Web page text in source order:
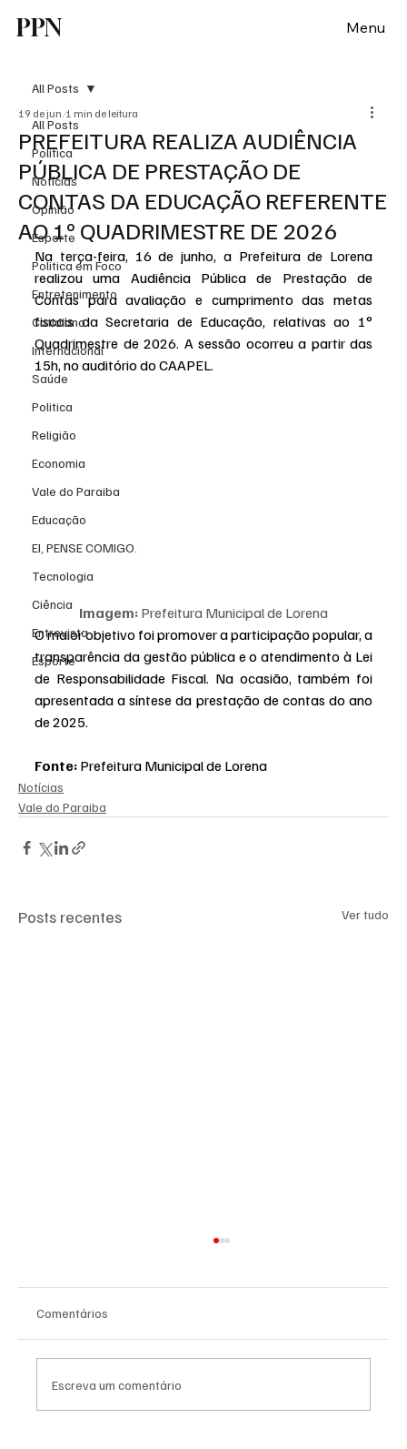
PPN Menu
All Posts
Política
Notícias
Opinião
Esporte
Politica em Foco
Entretenimento
Cotidiano
Internacional
Saúde
Politica
Religião
Economia
Vale do Paraiba
Educação
EI, PENSE COMIGO.
Tecnologia
Ciência
Entrevista
Esporte
All Posts
PREFEITURA REALIZA AUDIÊNCIA
PÚBLICA DE PRESTAÇÃO DE
CONTAS DA EDUCAÇÃO REFERENTE
AO 1º QUADRIMESTRE DE 2026
19 de jun. 1 min de leitura
Na terça-feira, 16 de junho, a Prefeitura de Lorena
realizou uma Audiência Pública de Prestação de
Contas para avaliação e cumprimento das metas
fiscais da Secretaria de Educação, relativas ao 1°
Quadrimestre de 2026. A sessão ocorreu a partir das
15h, no auditório do CAAPEL.
Imagem: Prefeitura Municipal de Lorena
O maior objetivo foi promover a participação popular, a
transparência da gestão pública e o atendimento à Lei
de Responsabilidade Fiscal. Na ocasião, também foi
apresentada a síntese da prestação de contas do ano
de 2025.
Fonte: Prefeitura Municipal de Lorena
Notícias
Vale do Paraiba
Posts recentes Ver tudo
Comentários
Escreva um comentário